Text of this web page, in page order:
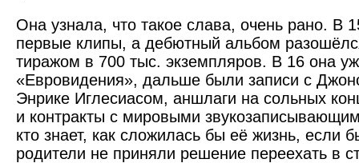
Она узнала, что такое слава, очень рано. В
первые клипы, а дебютный альбом
тиражом в 700 тыс. экземпляров. В 16 она
«Евровидения», дальше были записи с
Энрике Иглесиасом, аншлаги на сольных
и контракты с мировыми
кто знает, как сложилась бы её жизнь, если
родители не приняли решение переехать в